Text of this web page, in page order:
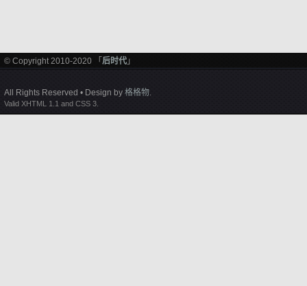
© Copyright 2010-2020 「 后时代 」
All Rights Reserved • Design by 格格物.
Valid XHTML 1.1 and CSS 3.